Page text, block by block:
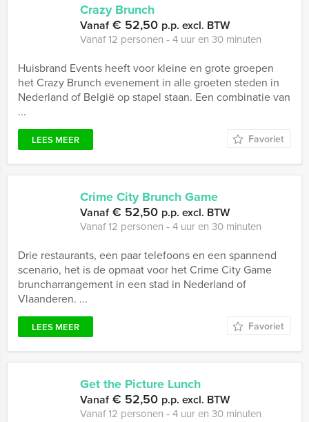
Crazy Brunch
Vanaf€ 52,50 p.p. excl. BTW
Vanaf 12 personen ‐ 4 uur en 30 minuten
Huisbrand Events heeft voor kleine en grote groepen
het Crazy Brunch evenement in alle groeten steden in
Nederland of België op stapel staan. Een combinatie van
...
LEES MEER Favoriet
Crime City Brunch Game
Vanaf€ 52,50 p.p. excl. BTW
Vanaf 12 personen ‐ 4 uur en 30 minuten
Drie restaurants, een paar telefoons en een spannend
scenario, het is de opmaat voor het Crime City Game
bruncharrangement in een stad in Nederland of
Vlaanderen. ...
LEES MEER Favoriet
Get the Picture Lunch
Vanaf€ 52,50 p.p. excl. BTW
Vanaf 12 personen ‐ 4 uur en 30 minuten